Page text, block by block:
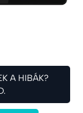
A HIBÁK?